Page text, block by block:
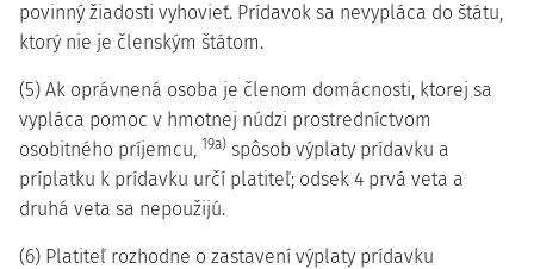
povinný žiadosti vyhovieť. Prídavok sa nevypláca do štátu,
ktorý nie je členským štátom.
(5) Ak oprávnená osoba je členom domácnosti, ktorej sa
vypláca pomoc v hmotnej núdzi prostredníctvom
osobitného príjemcu, 19a) spôsob výplaty prídavku a
príplatku k prídavku určí platiteľ; odsek 4 prvá veta a
druhá veta sa nepoužijú.
(6) Platiteľ rozhodne o zastavení výplaty prídavku